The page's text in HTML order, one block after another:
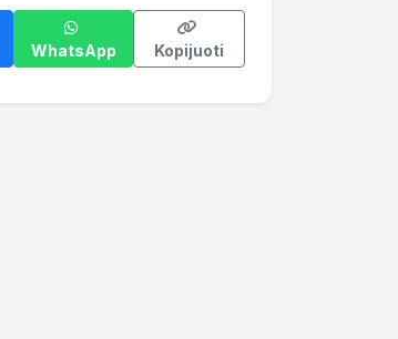
WhatsApp Kopijuoti